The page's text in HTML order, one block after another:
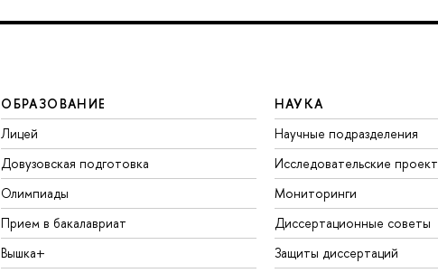
ОБРАЗОВАНИЕ
Лицей
Довузовская подготовка
Олимпиады
Прием в бакалавриат
Вышка+
НАУКА
Научные подразделения
Исследовательские
Мониторинги
Диссертационные советы
Защиты диссертаций